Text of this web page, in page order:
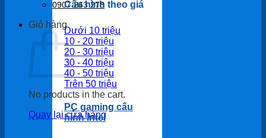
0907 263 278
Giỏ hàng
No products in the cart.
Quay lại cửa hàng
Cấu hình theo giá
Dưới 10 triệu
10 - 20 triệu
20 - 30 triệu
30 - 40 triệu
40 - 50 triệu
Trên 50 triệu
PC gaming cấu
hình Intel